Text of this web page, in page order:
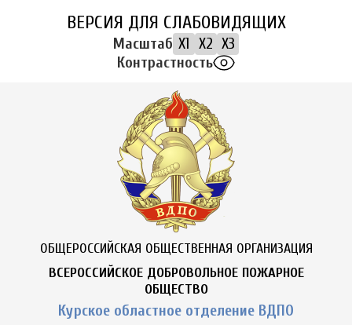
ВЕРСИЯ ДЛЯ СЛАБОВИДЯЩИХ
Масштаб X1 X2 X3
Контрастность
ОБЩЕРОССИЙСКАЯ ОБЩЕСТВЕННАЯ ОРГАНИЗАЦИЯ
ВСЕРОССИЙСКОЕ ДОБРОВОЛЬНОЕ ПОЖАРНОЕ
ОБЩЕСТВО
Курское областное отделение ВДПО